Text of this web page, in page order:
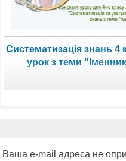
Систематизація знань 4
урок з теми "Іменник
Ваша e-mail адреса не